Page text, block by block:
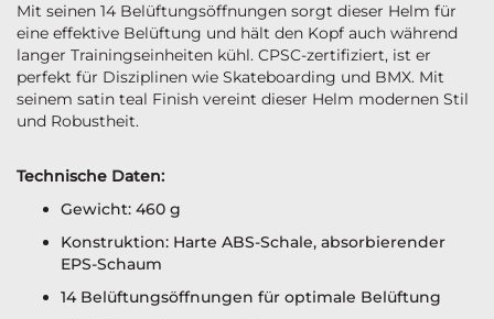
Mit seinen 14 Belüftungsöffnungen sorgt dieser Helm für
eine effektive Belüftung und hält den Kopf auch während
langer Trainingseinheiten kühl. CPSC-zertifiziert, ist er
perfekt für Disziplinen wie Skateboarding und BMX. Mit
seinem satin teal Finish vereint dieser Helm modernen Stil
und Robustheit.
Technische Daten:
Gewicht: 460 g
Konstruktion: Harte ABS-Schale, absorbierender
EPS-Schaum
14 Belüftungsöffnungen für optimale Belüftung